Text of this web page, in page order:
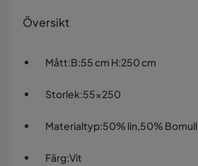
Översikt
Mått:B:55 cm H:250 cm
Storlek:55x250
Materialtyp:50% lin,50% Bomull
Färg:Vit